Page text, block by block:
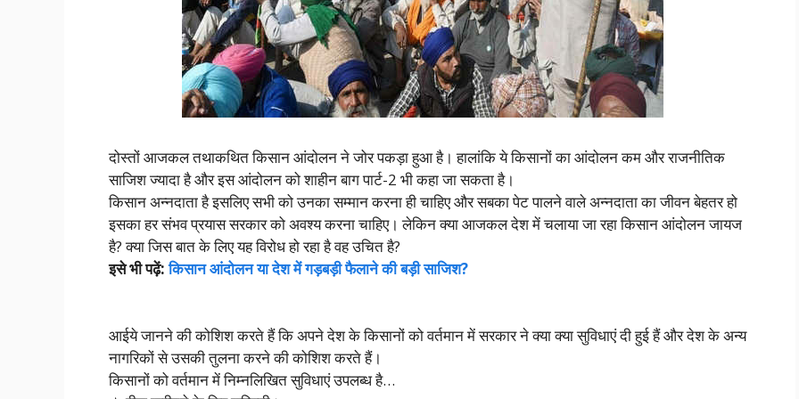
दोस्तों आजकल तथाकथित किसान आंदोलन ने जोर पकड़ा हुआ है। हालांकि ये किसानों का आंदोलन कम और राजनीतिक
साजिश ज्यादा है और इस आंदोलन को शाहीन बाग पार्ट-2 भी कहा जा सकता है।
किसान अन्नदाता है इसलिए सभी को उनका सम्मान करना ही चाहिए और सबका पेट पालने वाले अन्नदाता का जीवन बेहतर हो
इसका हर संभव प्रयास सरकार को अवश्य करना चाहिए। लेकिन क्या आजकल देश में चलाया जा रहा किसान आंदोलन जायज
है? क्या जिस बात के लिए यह विरोध हो रहा है वह उचित है?
इसे भी पढ़ें:किसान आंदोलन या देश में गड़बड़ी फैलाने की बड़ी साजिश?
आईये जानने की कोशिश करते हैं कि अपने देश के किसानों को वर्तमान में सरकार ने क्या क्या सुविधाएं दी हुई हैं और देश के अन्य
नागरिकों से उसकी तुलना करने की कोशिश करते हैं।
किसानों को वर्तमान में निम्नलिखित सुविधाएं उपलब्ध है…